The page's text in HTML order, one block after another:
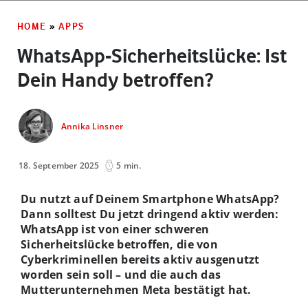
HOME » APPS
WhatsApp-Sicherheitslücke: Ist
Dein Handy betroffen?
Annika Linsner
18. September 2025 5 min.
Du nutzt auf Deinem Smartphone WhatsApp?
Dann solltest Du jetzt dringend aktiv werden:
WhatsApp ist von einer schweren
Sicherheitslücke betroffen, die von
Cyberkriminellen bereits aktiv ausgenutzt
worden sein soll – und die auch das
Mutterunternehmen Meta bestätigt hat.